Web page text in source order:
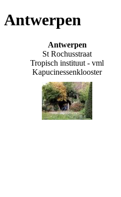
Antwerpen
Antwerpen
St Rochusstraat
Tropisch instituut - vml
Kapucinessenklooster